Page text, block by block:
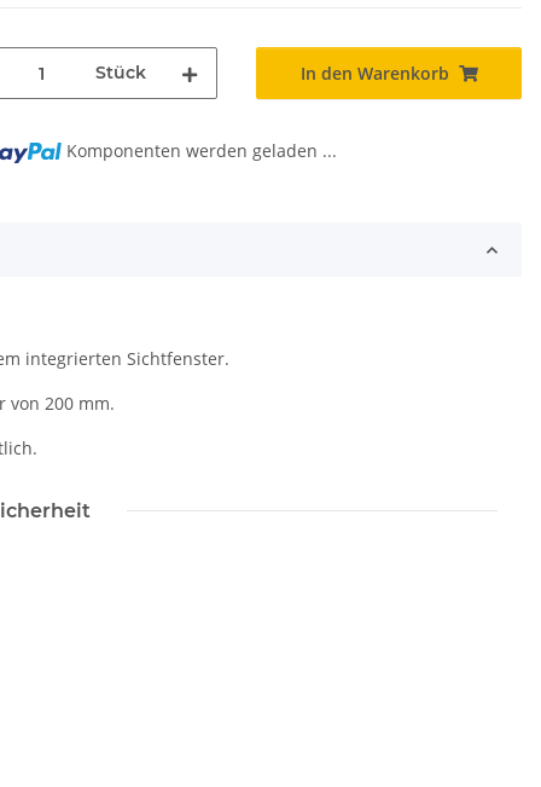
Stück In den Warenkorb
Komponenten werden geladen ...
integrierten Sichtfenster.
von 200 mm.